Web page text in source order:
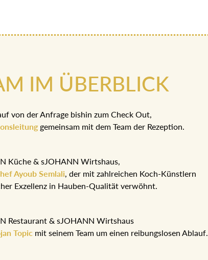
IM ÜBERBLICK
von der Anfrage bishin zum Check Out,
gemeinsam mit dem Team der Rezeption.
Küche & sJOHANN Wirtshaus,
Ayoub Semlali, der mit zahlreichen Koch-Künstlern
Exzellenz in Hauben-Qualität verwöhnt.
Restaurant & sJOHANN Wirtshaus
Topic mit seinem Team um einen reibungslosen Ablauf.